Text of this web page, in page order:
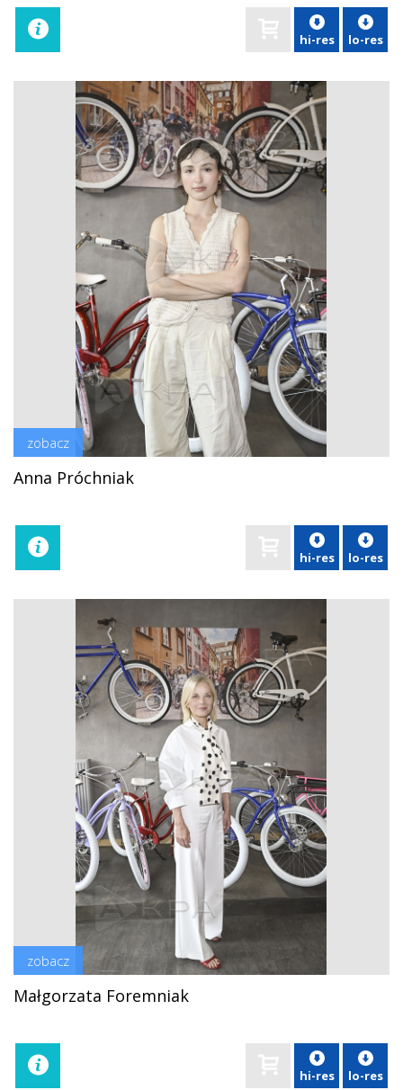
hi-res lo-res
zobacz
Anna Próchniak
hi-res lo-res
zobacz
Małgorzata Foremniak
hi-res lo-res